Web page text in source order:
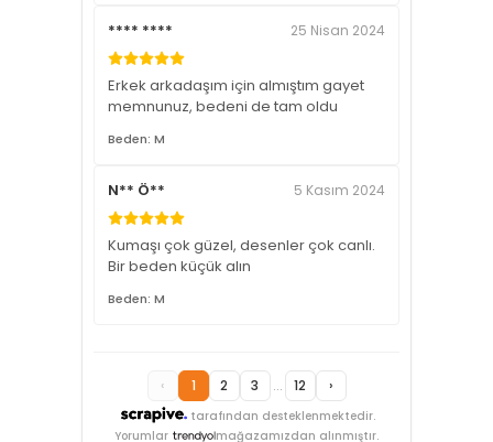
**** **** 25 Nisan 2024
Erkek arkadaşım için almıştım gayet
memnunuz, bedeni de tam oldu
Beden: M
N** Ö** 5 Kasım 2024
Kumaşı çok güzel, desenler çok canlı.
Bir beden küçük alın
Beden: M
tarafından desteklenmektedir.
‹ 1 2 3 ... 12 ›
Yorumlar mağazamızdan alınmıştır.